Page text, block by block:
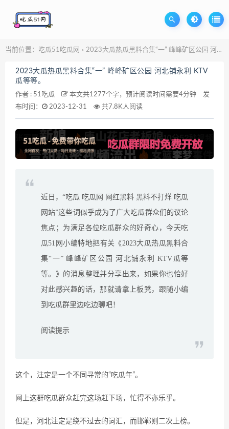
当前位置： 吃瓜51吃瓜网 > 2023大瓜热瓜黑料合集“一” 峰峰矿区公园 河北铺永利 KTV瓜等等。
2023大瓜热瓜黑料合集“一” 峰峰矿区公园 河北铺永利 KTV
瓜等等。
作者 : 51吃瓜 本文共1277个字，预计阅读时间需要4分钟
发
布时间：
2023-12-31 共7.8K人阅读
近日，“吃瓜 吃瓜网 网红黑料 黑料不打烊 吃瓜
网站”这些词似乎成为了广大吃瓜群众们的议论
焦点；为满足各位吃瓜群众的好奇心，今天吃
瓜51网小编特地把有关《2023大瓜热瓜黑料合
集“一” 峰峰矿区公园 河北铺永利 KTV瓜等
等。》的消息整理并分享出来，如果你也恰好
对此感兴趣的话，那就请拿上板凳，跟随小编
到吃瓜群里边吃边聊吧！
阅读提示
这个，注定是一个不同寻常的“吃瓜年”。
网上这群吃瓜群众赶完这场赶下场，忙得不亦乐乎。
但是，河北注定是绕不过去的词汇，而邯郸则二次上榜。